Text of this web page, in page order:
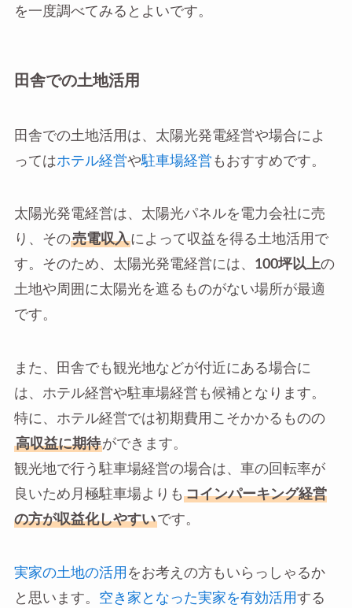
を一度調べてみるとよいです。
田舎での土地活用
田舎での土地活用は、太陽光発電経営や場合によ
ってはホテル経営や駐車場経営 もおすすめです。
太陽光発電経営は、太陽光パネルを電力会社に売
り、その売電収入によって収益を得る土地活用で
す。そのため、太陽光発電経営には、 100坪以上の
土地や周囲に太陽光を遮るものがない場所が最適
です。
また、田舎でも観光地などが付近にある場合に
は、ホテル経営や駐車場経営も候補となります。
特に、ホテル経営では初期費用こそかかるものの
高収益に期待ができます。
観光地で行う駐車場経営の場合は、車の回転率が
良いため月極駐車場よりも コインパーキング経営
の方が収益化しやすいです。
実家の土地の活用 をお考えの方もいらっしゃるか
と思います。 空き家となった実家を有効活用する